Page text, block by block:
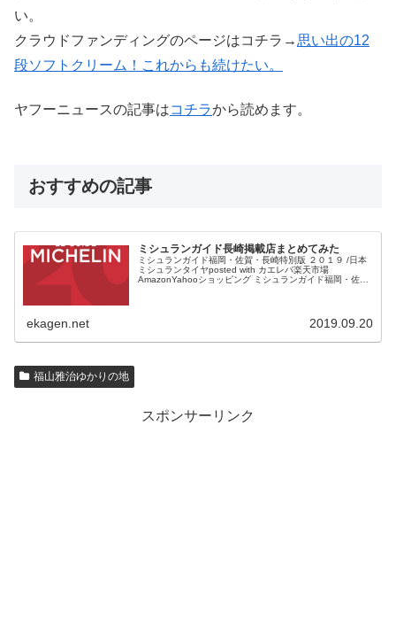
い。
クラウドファンディングのページはコチラ→ 思い出の12
段ソフトクリーム！これからも続けたい。
ヤフーニュースの記事はコチラから読めます。
おすすめの記事
ミシュランガイド長崎掲載店まとめてみた
ミシュランガイド福岡・佐賀・長崎特別版 ２０１９ /日本
ミシュランタイヤposted with カエレバ楽天市場
AmazonYahooショッピング ミシュランガイド福岡・佐
ekagen.net 2019.09.20
福山雅治ゆかりの地
スポンサーリンク